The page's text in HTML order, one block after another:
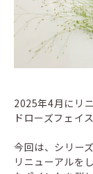
2025年4月にリ
ドローズフェイ
今回は、シリー
リニューアルを